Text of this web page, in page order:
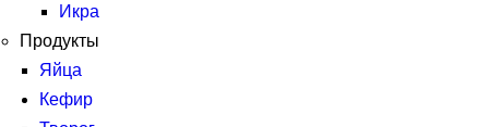
Икра
Продукты
Яйца
Кефир